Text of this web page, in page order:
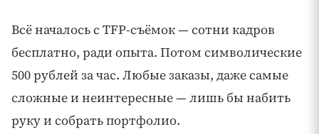
Всё началось с TFP-съёмок — сотни кадров
бесплатно, ради опыта. Потом символические
500 рублей за час. Любые заказы, даже самые
сложные и неинтересные — лишь бы набить
руку и собрать портфолио.